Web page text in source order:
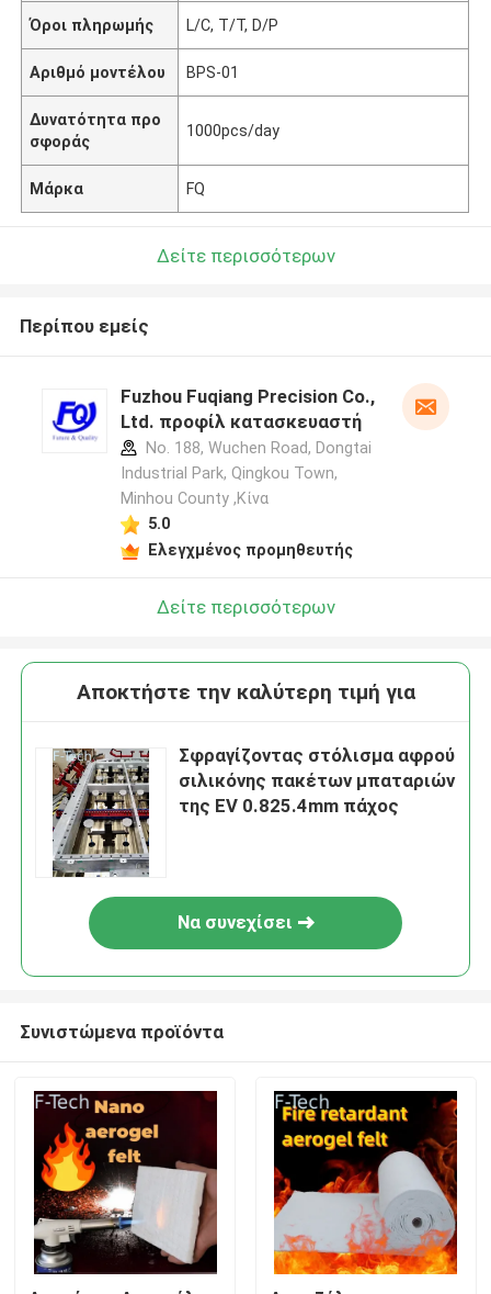
Όροι πληρωμής L/C, T/T, D/P
Αριθμό μοντέλου BPS-01
Δυνατότητα προ
σφοράς
1000pcs/day
Μάρκα FQ
Δείτε περισσότερων
Περίπου εμείς
Fuzhou Fuqiang Precision Co.,
Ltd. προφίλ κατασκευαστή
No. 188, Wuchen Road, Dongtai
Industrial Park, Qingkou Town,
Minhou County ,Κίνα
5.0
Ελεγχμένος προμηθευτής
Δείτε περισσότερων
Αποκτήστε την καλύτερη τιμή για
Σφραγίζοντας στόλισμα αφρού
σιλικόνης πακέτων μπαταριών
της EV 0.825.4mm πάχος
Να συνεχίσει
Συνιστώμενα προϊόντα